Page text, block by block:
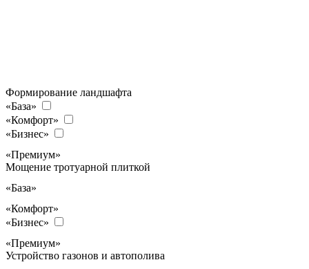
Формирование ландшафта
«База»
«Комфорт»
«Бизнес»
«Премиум»
Мощение тротуарной плиткой
«База»
«Комфорт»
«Бизнес»
«Премиум»
Устройство газонов и автополива